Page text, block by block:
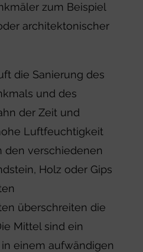
zum Beispiel
architektonischer
die Sanierung des
und des
der Zeit und
Luftfeuchtigkeit
den verschiedenen
Holz oder Gips
überschreiten die
Mittel sind ein
einem aufwändigen